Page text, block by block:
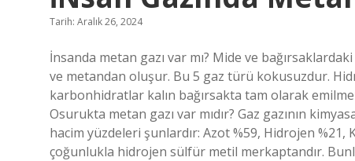
Tarih: Aralık 26, 2024
İnsanda metan gazı var mı? Mide ve
ve metandan oluşur. Bu 5 gaz türü kokusuzdur.
karbonhidratlar kalın bağırsakta tam olarak
Osurukta metan gazı var mıdır? Gaz gazının
hacim yüzdeleri şunlardır: Azot %59, Hidrojen
çoğunlukla hidrojen sülfür metil merkaptandır.